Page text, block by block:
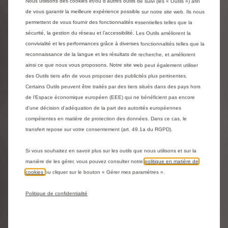
COMMENT PASSER COMMANDE EN LIGNE
CONDITIONS GÉNÉRALES DE VENTE
RECHERCHE D'UN VÉHICULE
DURÉE DE GARANTIE
ESTIMATION DE REPRISE
de vous garantir la meilleure expérience possible sur notre site web. Ils nous
permettent de vous fournir des fonctionnalités essentielles telles que la
sécurité, la gestion du réseau et l’accessibilité. Les Outils améliorent la
convivialité et les performances grâce à diverses fonctionnalités telles que la
reconnaissance de la langue et les résultats de recherche, et améliorent
ainsi ce que nous vous proposons. Notre site web peut également utiliser
des Outils tiers afin de vous proposer des publicités plus pertinentes.
Certains Outils peuvent être traités par des tiers situés dans des pays hors
de l'Espace économique européen (EEE) qui ne bénéficient pas encore
d'une décision d'adéquation de la part des autorités européennes
compétentes en matière de protection des données. Dans ce cas, le
transfert repose sur votre consentement (art. 49.1a du RGPD).
Si vous souhaitez en savoir plus sur les outils que nous utilisons et sur la
manière de les gérer, vous pouvez consulter notrepolitique en matière de
cookiesou cliquer sur le bouton « Gérer mes paramètres ».
Politique de confidentialité